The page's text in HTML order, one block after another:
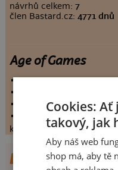
návrhů celkem:7
člen Bastard.cz:4771 dnů
Age of Games
vystaveno:24.1.2014
komentářů:6.10811
koupilo by:
6 lidí
konečné hodnocení:
DALŠÍ
Cookies: Ať
takový, jak
Aby náš web
shop má, aby tě